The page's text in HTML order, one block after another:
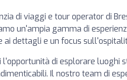
di viaggi e tour operator di
un'ampia gamma di
ai dettagli e un focus
di esplorare luoghi
Il nostro team di